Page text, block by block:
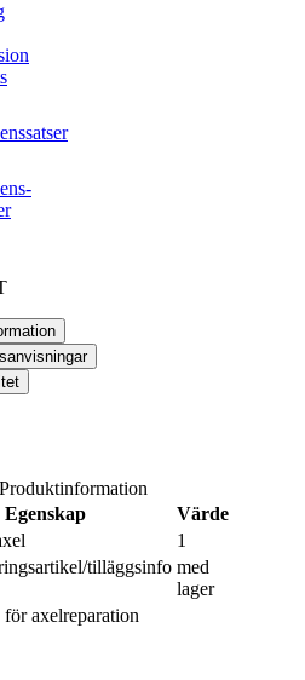
Produktinformation
Egenskap
Värde
1
tilläggsinfo med
lager
axelreparation